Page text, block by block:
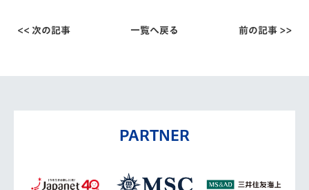
<< 次の記事 一覧へ戻る 前の記事 >>
PARTNER